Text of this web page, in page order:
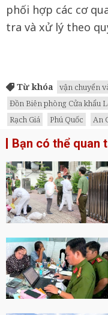
phối hợp các cơ
tra và xử lý theo
Từ khóa
vận chuyển
Đồn Biên phòng Cửa khẩu
Rạch Giá
Phú Quốc An
Bạn có thể quan